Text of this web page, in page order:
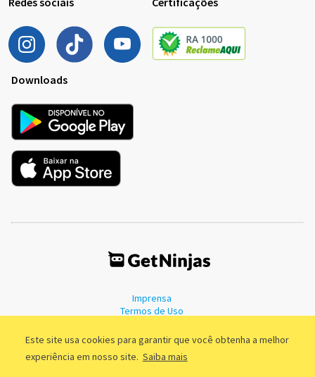
Este site usa cookies para garantir que você obtenha a melhor
experiência em nosso site. Saiba mais
Downloads
Imprensa
Termos de Uso